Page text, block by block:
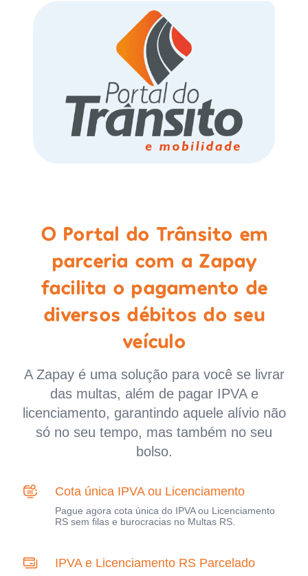
O Portal do Trânsito em
parceria com a Zapay
facilita o pagamento de
diversos débitos do seu
veículo
A Zapay é uma solução para você se livrar
das multas, além de pagar IPVA e
licenciamento, garantindo aquele alívio não
só no seu tempo, mas também no seu
bolso.
Cota única IPVA ou Licenciamento
Pague agora cota única do IPVA ou Licenciamento
RS sem filas e burocracias no Multas RS.
IPVA e Licenciamento RS Parcelado